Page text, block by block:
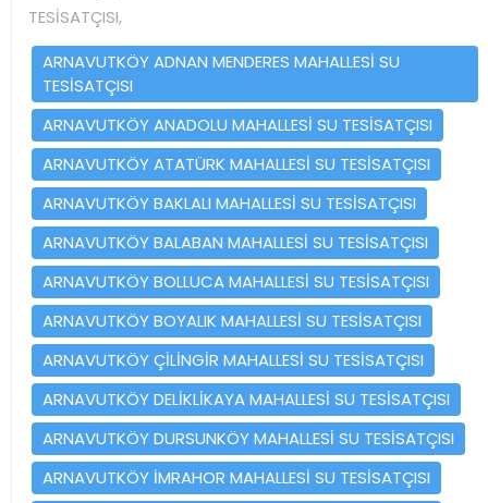
TESİSATÇISI,
ARNAVUTKÖY ADNAN MENDERES MAHALLESİ SU
TESİSATÇISI
ARNAVUTKÖY ANADOLU MAHALLESİ SU TESİSATÇISI
ARNAVUTKÖY ATATÜRK MAHALLESİ SU TESİSATÇISI
ARNAVUTKÖY BAKLALI MAHALLESİ SU TESİSATÇISI
ARNAVUTKÖY BALABAN MAHALLESİ SU TESİSATÇISI
ARNAVUTKÖY BOLLUCA MAHALLESİ SU TESİSATÇISI
ARNAVUTKÖY BOYALIK MAHALLESİ SU TESİSATÇISI
ARNAVUTKÖY ÇİLİNGİR MAHALLESİ SU TESİSATÇISI
ARNAVUTKÖY DELİKLİKAYA MAHALLESİ SU TESİSATÇISI
ARNAVUTKÖY DURSUNKÖY MAHALLESİ SU TESİSATÇISI
ARNAVUTKÖY İMRAHOR MAHALLESİ SU TESİSATÇISI